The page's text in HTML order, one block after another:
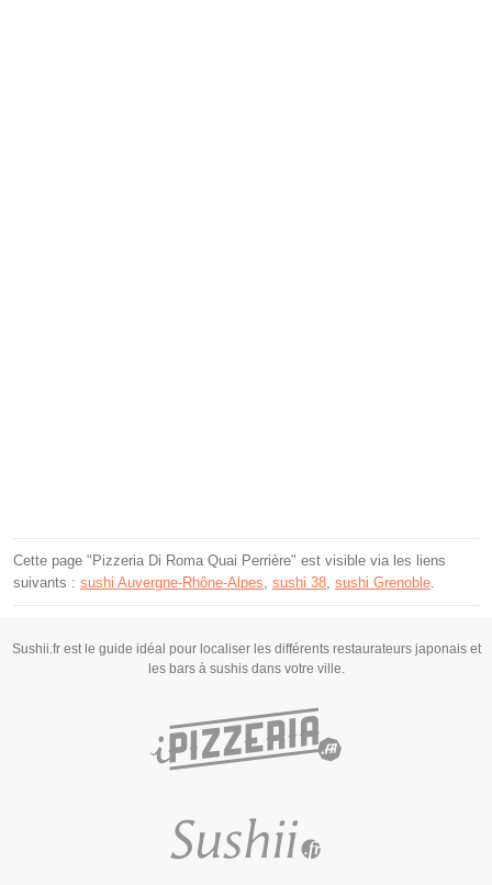
Cette page "Pizzeria Di Roma Quai Perrière" est visible via les liens
suivants : sushi Auvergne-Rhône-Alpes sushi 38 sushi Grenoble
Sushii.fr est le guide idéal pour localiser les différents restaurateurs japonais et
les bars à sushis dans votre ville.